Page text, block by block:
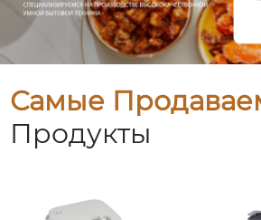
Самые
Продукты